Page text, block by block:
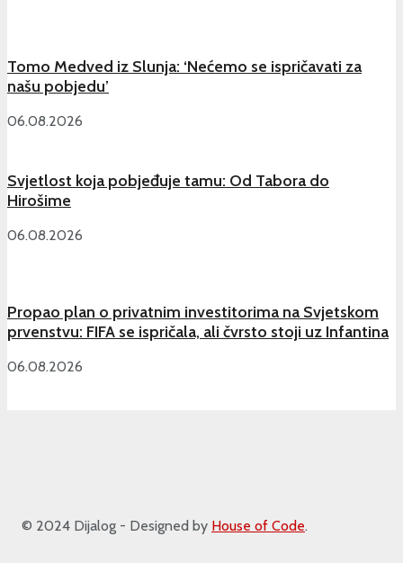
Tomo Medved iz Slunja: ‘Nećemo se ispričavati za
našu pobjedu’
06.08.2026
Svjetlost koja pobjeđuje tamu: Od Tabora do
Hirošime
06.08.2026
Propao plan o privatnim investitorima na Svjetskom
prvenstvu: FIFA se ispričala, ali čvrsto stoji uz Infantina
06.08.2026
© 2024 Dijalog - Designed by House of Code.